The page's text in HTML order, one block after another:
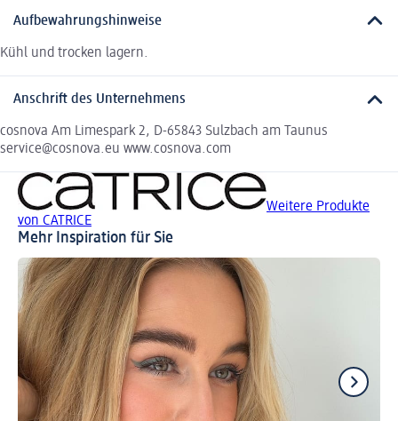
Aufbewahrungshinweise
Kühl und trocken lagern.
Anschrift des Unternehmens
cosnova Am Limespark 2, D-65843 Sulzbach am Taunus
service@cosnova.eu www.cosnova.com
Weitere Produkte
von CATRICE
Mehr Inspiration für Sie